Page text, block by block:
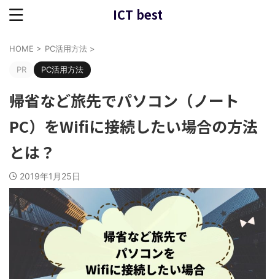
ICT best
HOME > PC活用方法 >
PR PC活用方法
帰省など旅先でパソコン（ノート
PC）をWifiに接続したい場合の方法
とは？
2019年1月25日